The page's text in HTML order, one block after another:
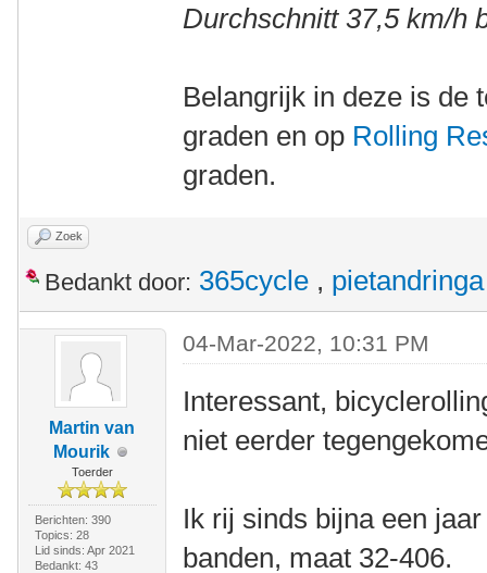
Durchschnitt 37,5 km/h
Belangrijk in deze is de
graden en op Rolling
graden.
Zoek
Bedankt door: 365cycle , pietandringa
Martin van
Mourik
Toerder
Berichten: 390
Topics: 28
Lid sinds: Apr 2021
Bedankt: 43
04-Mar-2022, 10:31 PM
Interessant,
niet eerder
Ik rij sinds bijna een
banden, maat 32-406.